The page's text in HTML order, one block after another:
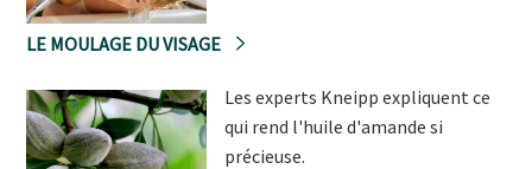
LE MOULAGE DU VISAGE
Les experts Kneipp expliquent ce
qui rend l'huile d'amande si
précieuse.